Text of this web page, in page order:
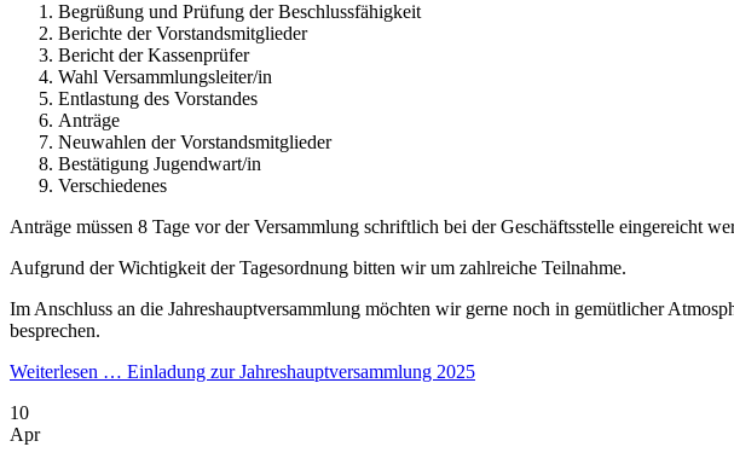
Begrüßung und Prüfung der Beschlussfähigkeit
Berichte der Vorstandsmitglieder
Bericht der Kassenprüfer
Wahl Versammlungsleiter/in
Entlastung des Vorstandes
Anträge
Neuwahlen der Vorstandsmitglieder
Bestätigung Jugendwart/in
Verschiedenes
Anträge müssen 8 Tage vor der Versammlung schriftlich bei der Geschäftsstelle eingereicht
Aufgrund der Wichtigkeit der Tagesordnung bitten wir um zahlreiche Teilnahme.
Im Anschluss an die Jahreshauptversammlung möchten wir gerne noch in gemütlicher
besprechen.
Weiterlesen … Einladung zur Jahreshauptversammlung 2025
10
Apr